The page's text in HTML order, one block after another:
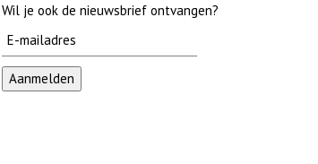
Wil je ook de nieuwsbrief ontvangen?